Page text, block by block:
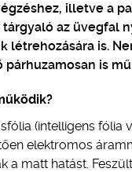
illetve a
az üvegfal
létrehozására is.
is
(intelligens
elektromos
a matt hatást.